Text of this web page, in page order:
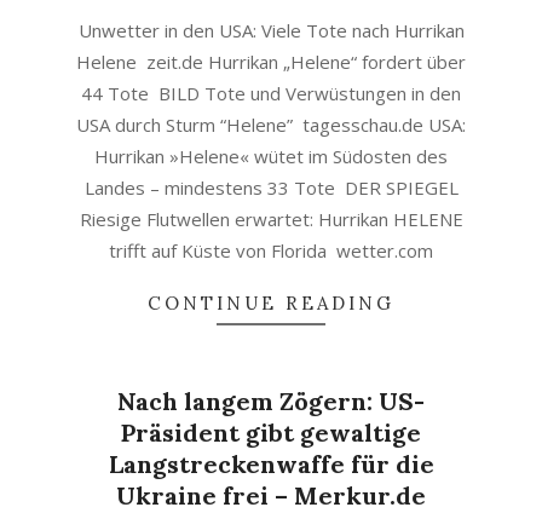
Unwetter in den USA: Viele Tote nach Hurrikan
Helene zeit.de Hurrikan „Helene“ fordert über
44 Tote BILD Tote und Verwüstungen in den
USA durch Sturm “Helene” tagesschau.de USA:
Hurrikan »Helene« wütet im Südosten des
Landes – mindestens 33 Tote DER SPIEGEL
Riesige Flutwellen erwartet: Hurrikan HELENE
trifft auf Küste von Florida wetter.com
CONTINUE READING
Nach langem Zögern: US-
Präsident gibt gewaltige
Langstreckenwaffe für die
Ukraine frei – Merkur.de